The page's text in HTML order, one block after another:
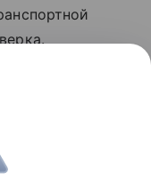
СК России
экипажа